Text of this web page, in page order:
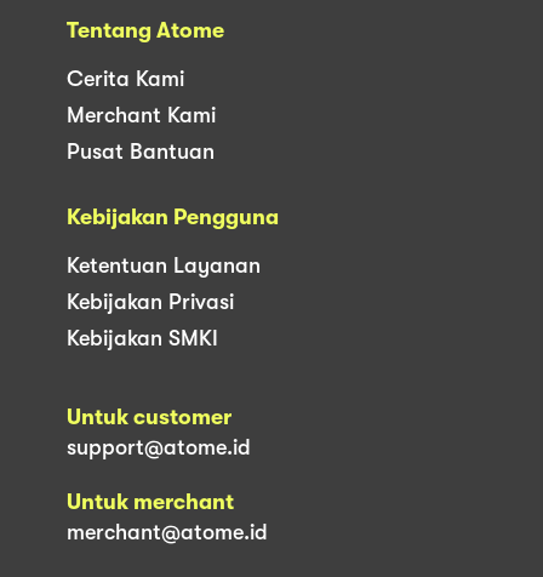
Tentang Atome
Cerita Kami
Merchant Kami
Pusat Bantuan
Kebijakan Pengguna
Ketentuan Layanan
Kebijakan Privasi
Kebijakan SMKI
Untuk customer
support@atome.id
Untuk merchant
merchant@atome.id